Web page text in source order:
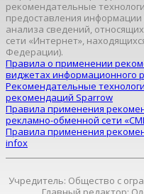
рекомендательные
предоставления информации
анализа сведений,
сети «Интернет»,
Федерации).
Правила о применении
виджетах информационного
Рекомендательные
рекомендаций Sparrow
Правила применения
рекламно-обменной сети
Правила применения
infox
Учредитель: Общество с